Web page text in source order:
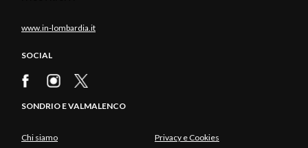
www.in-lombardia.it
SOCIAL
SONDRIO E VALMALENCO
Chi siamo Privacy e Cookies